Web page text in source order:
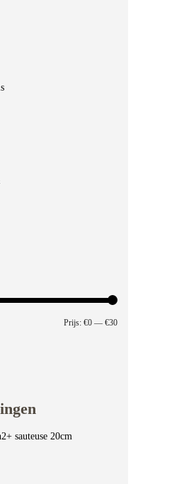
Min. prijs
Max. prijs
Prijs: €0 — €30
sauteuse 20cm